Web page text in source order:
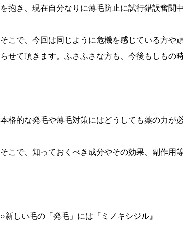
を抱き、現在自分なりに薄毛防止に試行錯誤奮闘中
そこで、今回は同じように危機を感じている方や
らせて頂きます。ふさふさな方も、今後もしもの
本格的な発毛や薄毛対策にはどうしても薬の力が
そこで、知っておくべき成分やその効果、副作用
○新しい毛の「発毛」には『ミノキシジル』